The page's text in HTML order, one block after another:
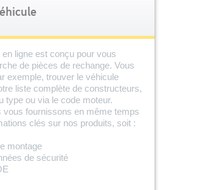
ligne est conçu pour vous
de pièces de rechange. Vous
exemple, trouver le véhicule
liste complète de constructeurs,
type ou via le code moteur.
vous fournissons en même temps
clés sur nos produits, soit :
montage
de sécurité